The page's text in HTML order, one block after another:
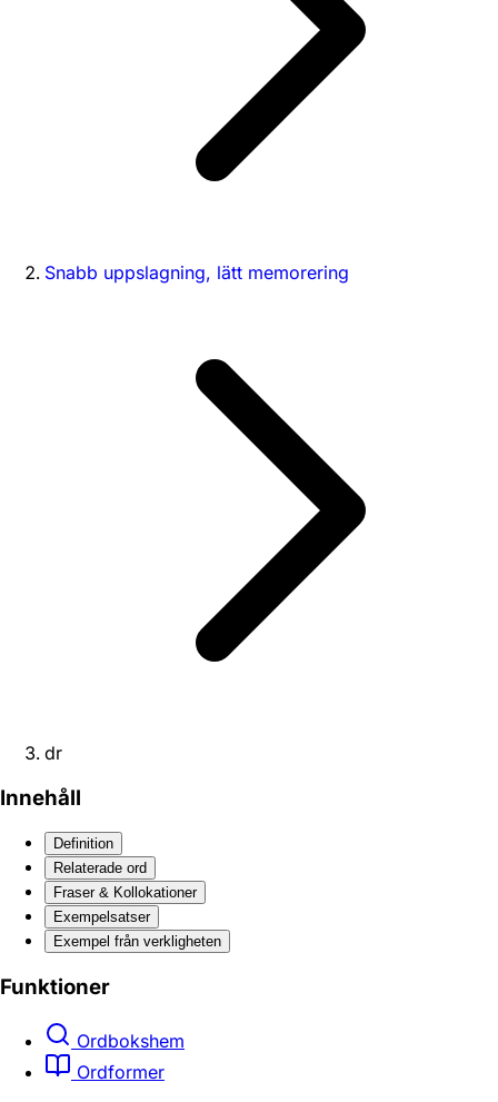
Snabb uppslagning, lätt memorering
dr
Innehåll
Definition
Relaterade ord
Fraser & Kollokationer
Exempelsatser
Exempel från verkligheten
Funktioner
Ordbokshem
Ordformer